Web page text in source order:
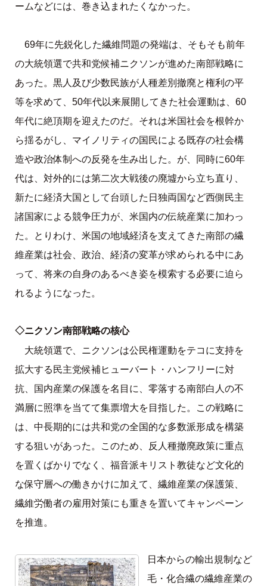
ームなどには、巻き込まれたくなかった。
69年に先鋭化した繊維問題の発端は、そもそも前年
の大統領選で共和党候補ニクソンが進めた南部戦略に
あった。黒人及び少数民族が人種差別撤廃と権利の平
等を求めて、50年代以来展開してきた社会運動は、60
年代に絶頂期を迎えたのだ。それは米国社会を根幹か
ら揺るがし、マイノリティの国民による既存の社会構
造や政治体制への反発を生み出した。が、同時に60年
代は、対外的には第二次大戦後の廃墟から立ち直り、
新たに経済大国として台頭した日独両国など西側民主
諸国家による競争圧力が、米国内の伝統産業に加わっ
た。とりわけ、米国の地域経済を支えてきた南部の繊
維産業は社会、政治、経済の変革が求められる中にあ
って、将来の自身のあるべき姿を模索する必要に迫ら
れるようになった。
◇ニクソン南部戦略の核心
大統領選で、ニクソンは公民権運動をテコに支持を
拡大する民主党候補ヒューバート・ハンフリーに対
抗、国内産業の保護を名目に、零落する南部白人の不
満層に照準を当てて集票増大を目指した。この戦略に
は、中長期的には共和党の全国的な多数派形成を構築
する狙いがあった。このため、反人種撤廃政策に重点
を置くばかりでなく、福音派キリスト教徒など文化的
な保守層への働きかけに加えて、繊維産業の保護策、
繊維労働者の雇用対策にも重きを置いてキャンペーン
を推進。
日本からの輸出規制など
毛・化合繊の繊維産業の